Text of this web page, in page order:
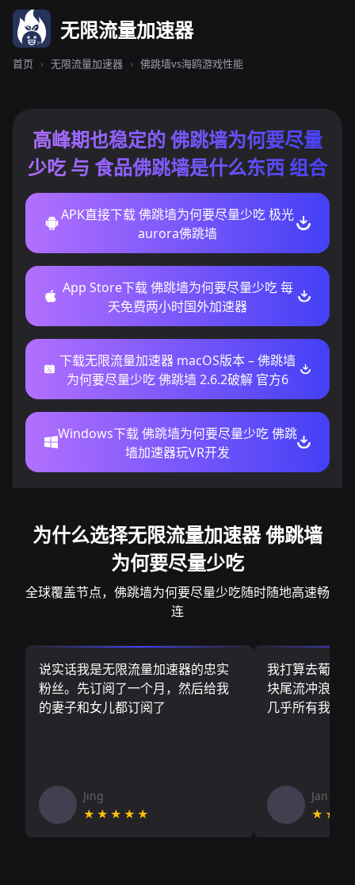
无限流量加速器
首页 › 无限流量加速器 › 佛跳墙vs海鸥游戏性能
高峰期也稳定的 佛跳墙为何要尽量
少吃 与 食品佛跳墙是什么东西 组合
APK直接下载 佛跳墙为何要尽量少吃 极光
aurora佛跳墙
App Store下载 佛跳墙为何要尽量少吃 每
天免费两小时国外加速器
下载无限流量加速器 macOS版本 – 佛跳墙
为何要尽量少吃 佛跳墙 2.6.2破解 官方6
Windows下载 佛跳墙为何要尽量少吃 佛跳
墙加速器玩VR开发
为什么选择无限流量加速器 佛跳墙
为何要尽量少吃
全球覆盖节点，佛跳墙为何要尽量少吃随时随地高速畅
连
说实话我是无限流量加速器的忠实
粉丝。先订阅了一个月，然后给我
的妻子和女儿都订阅了
Jing
★★★★★
我打算去葡萄
块尾流冲浪板
几乎所有我需
Jan V